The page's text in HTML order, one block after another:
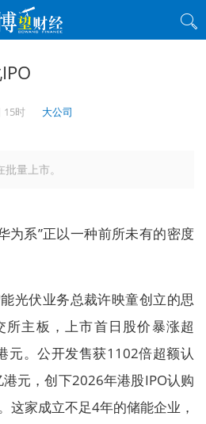
15时 大公司
量上市。
为系”正以一种前所未有的密度
光伏业务总裁许映童创立的思
主板，上市首日股价暴涨超
元。公开发售获1102倍超额认
元，创下2026年港股IPO认购
这家成立不足4年的储能企业，